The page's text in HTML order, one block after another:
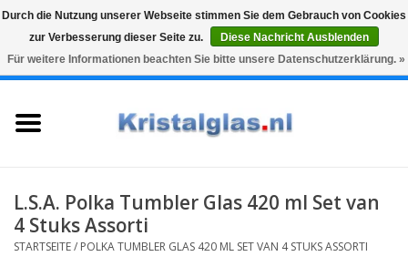
Snelle levering
Graveren
0 Artikel - €0,00
Karaffen
Glasgravur fur karaffe und
L.S.A. Polka Tumbler Glas 420 ml Set van
4 Stuks Assorti
STARTSEITE/ POLKA TUMBLER GLAS 420 ML SET VAN 4 STUKS ASSORTI
Durch die Nutzung unserer Webseite stimmen Sie dem Gebrauch von Cookies
zur Verbesserung dieser Seite zu.
Diese Nachricht Ausblenden
Für weitere Informationen beachten Sie bitte unsere Datenschutzerklärung. »